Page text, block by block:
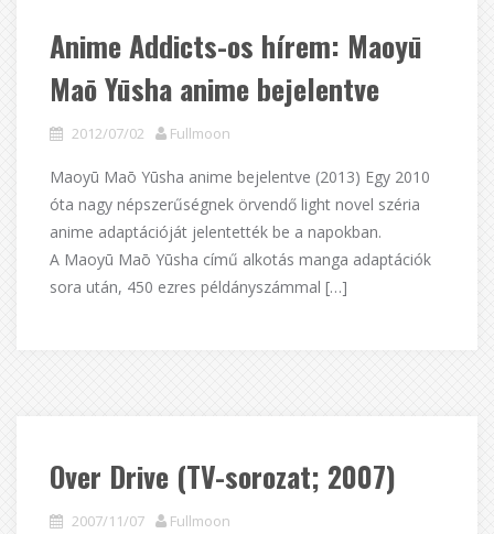
Anime Addicts-os hírem: Maoyū
Maō Yūsha anime bejelentve
2012/07/02 Fullmoon
Maoyū Maō Yūsha anime bejelentve (2013) Egy 2010
óta nagy népszerűségnek örvendő light novel széria
anime adaptációját jelentették be a napokban.
A Maoyū Maō Yūsha című alkotás manga adaptációk
sora után, 450 ezres példányszámmal […]
Over Drive (TV-sorozat; 2007)
2007/11/07 Fullmoon